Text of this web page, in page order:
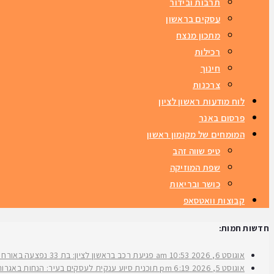
עסקים בראשון
מתכון מנצח
רכילות
חינוך
צרכנות
לוח מודעות ראשון לציון
פרסום באנר
המומחים של מקומון ראשון
טיפ שווה זהב
שפת המוזיקה
כושר ובריאות
קבוצות וואטסאפ
חדשות חמות:
אוגוסט 6, 2026 10:53 am
פגיעת רכב בראשון לציון: בת 33 נפצעה באורח בינוני ברחוב ירושלים
אוגוסט 5, 2026
6:19 pm
תוכנית סיוע ענקית לעסקים בעיר: הנחות